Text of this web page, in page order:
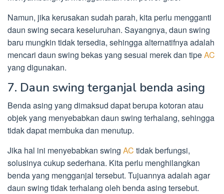
Namun, jika kerusakan sudah parah, kita perlu mengganti
daun swing secara keseluruhan. Sayangnya, daun swing
baru mungkin tidak tersedia, sehingga alternatifnya adalah
mencari daun swing bekas yang sesuai merek dan tipeAC
yang digunakan.
7. Daun swing terganjal benda asing
Benda asing yang dimaksud dapat berupa kotoran atau
objek yang menyebabkan daun swing terhalang, sehingga
tidak dapat membuka dan menutup.
Jika hal ini menyebabkan swing AC tidak berfungsi,
solusinya cukup sederhana. Kita perlu menghilangkan
benda yang mengganjal tersebut. Tujuannya adalah agar
daun swing tidak terhalang oleh benda asing tersebut.